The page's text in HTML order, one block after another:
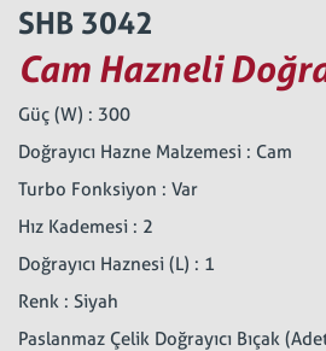
SHB 3042
Cam Hazneli
Güç (W) : 300
Doğrayıcı Hazne Malzemesi : Cam
Turbo Fonksiyon : Var
Hız Kademesi : 2
Doğrayıcı Haznesi (L) : 1
Renk : Siyah
Paslanmaz Çelik Doğrayıcı Bıçak